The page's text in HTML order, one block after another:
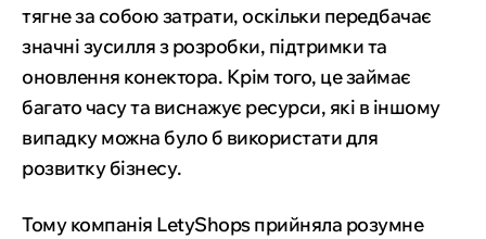
тягне за собою затрати, оскільки передбачає
значні зусилля з розробки, підтримки та
оновлення конектора. Крім того, це займає
багато часу та виснажує ресурси, які в іншому
випадку можна було б використати для
розвитку бізнесу.
Тому компанія LetyShops прийняла розумне